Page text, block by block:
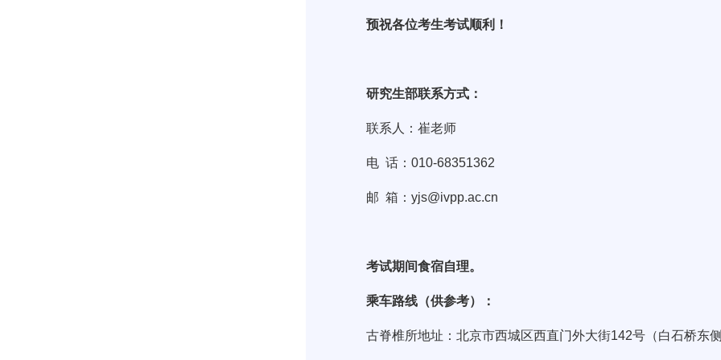
预祝各位考生考试顺利！
研究生部联系方式：
联系人：崔老师
电 话：010-68351362
邮 箱：yjs@ivpp.ac.cn
考试期间食宿自理。
乘车路线（供参考）：
古脊椎所地址：北京市西城区西直门外大街142号（白石桥东